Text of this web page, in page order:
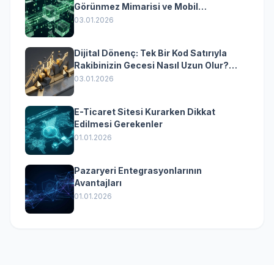
Görünmez Mimarisi ve Mobil
Dönüşümün Kurumsal Anahtarı
03.01.2026
Dijital Dönenç: Tek Bir Kod Satırıyla
Rakibinizin Gecesi Nasıl Uzun Olur?
(Kurumsal Yazılımın Güçlü Rolü)
03.01.2026
E-Ticaret Sitesi Kurarken Dikkat
Edilmesi Gerekenler
01.01.2026
Pazaryeri Entegrasyonlarının
Avantajları
01.01.2026